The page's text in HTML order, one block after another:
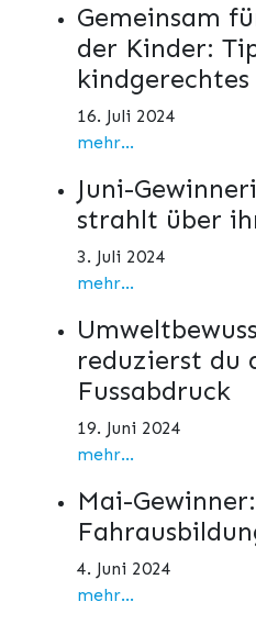
Gemeinsam
der Kinder:
16. Juli 2024
mehr...
Juni-
strahlt über
3. Juli 2024
mehr...
reduzierst du
Fussabdruck
19. Juni 2024
mehr...
Mai-
4. Juni 2024
mehr...